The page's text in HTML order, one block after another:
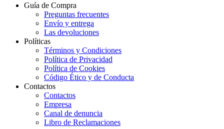
Guía de Compra
Preguntas frecuentes
Envío y entrega
Las devoluciones
Políticas
Términos y Condiciones
Política de Privacidad
Política de Cookies
Código Ético y de Conducta
Contactos
Contactos
Empresa
Canal de denuncia
Libro de Reclamaciones